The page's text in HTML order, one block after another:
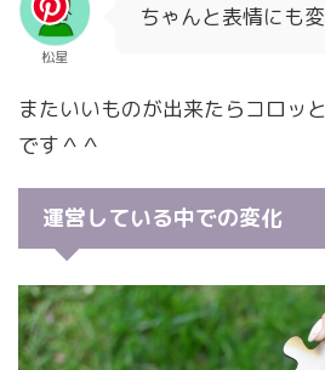
松星
ちゃんと表情にも
またいいものが出来たらコロッ
です＾＾
運営している中での変化